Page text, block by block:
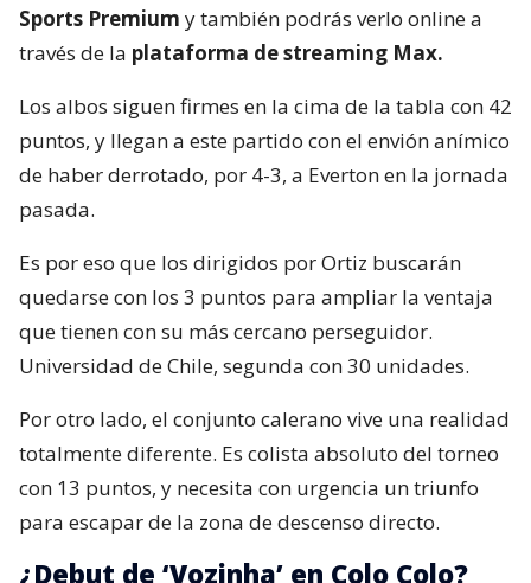
Sports Premium y también podrás verlo online a
través de la plataforma de streaming Max.
Los albos siguen firmes en la cima de la tabla con 42
puntos, y llegan a este partido con el envión anímico
de haber derrotado, por 4-3, a Everton en la jornada
pasada.
Es por eso que los dirigidos por Ortiz buscarán
quedarse con los 3 puntos para ampliar la ventaja
que tienen con su más cercano perseguidor.
Universidad de Chile, segunda con 30 unidades.
Por otro lado, el conjunto calerano vive una realidad
totalmente diferente. Es colista absoluto del torneo
con 13 puntos, y necesita con urgencia un triunfo
para escapar de la zona de descenso directo.
¿Debut de ‘Vozinha’ en Colo Colo?